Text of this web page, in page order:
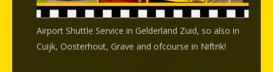
Airport Shuttle Service in Gelderland Zuid, so also in
Cuijk, Oosterhout, Grave and ofcourse in Niftrik!